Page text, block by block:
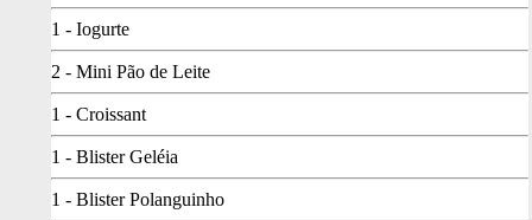
1 - Iogurte
2 - Mini Pão de Leite
1 - Croissant
1 - Blister Geléia
1 - Blister Polanguinho